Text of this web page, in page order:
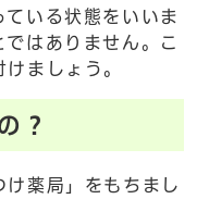
ている状態をいいま
はありません。こ
ましょう。
？
け薬局」をもちまし